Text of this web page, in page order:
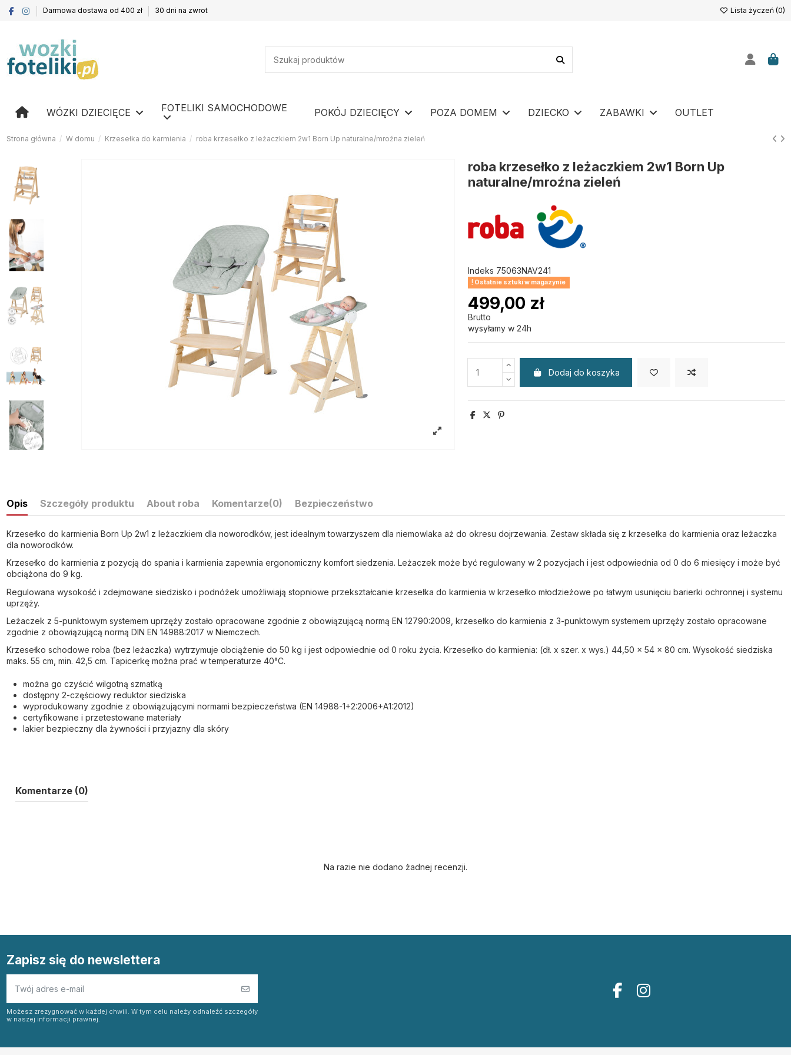
Darmowa dostawa od 400 zł 30 dni na zwrot Lista życzeń (0)
WÓZKI DZIECIĘCE FOTELIKI SAMOCHODOWE POKÓJ DZIECIĘCY POZA DOMEM DZIECKO ZABAWKI OUTLET
Strona główna W domu Krzesełka do karmienia roba krzesełko z leżaczkiem 2w1 Born Up naturalne/mroźna zieleń
roba krzesełko z leżaczkiem 2w1 Born Up
naturalne/mroźna zieleń
Indeks 75063NAV241
Ostatnie sztuki w magazynie
499,00 zł
Brutto
wysyłamy w 24h
Dodaj do koszyka
Opis Szczegóły produktu About roba Komentarze(0) Bezpieczeństwo
Krzesełko do karmienia Born Up 2w1 z leżaczkiem dla noworodków, jest idealnym towarzyszem dla niemowlaka aż do okresu dojrzewania. Zestaw składa się z krzesełka do karmienia oraz leżaczka
dla noworodków.
Krzesełko do karmienia z pozycją do spania i karmienia zapewnia ergonomiczny komfort siedzenia. Leżaczek może być regulowany w 2 pozycjach i jest odpowiednia od 0 do 6 miesięcy i może być
obciążona do 9 kg.
Regulowana wysokość i zdejmowane siedzisko i podnóżek umożliwiają stopniowe przekształcanie krzesełka do karmienia w krzesełko młodzieżowe po łatwym usunięciu barierki ochronnej i systemu
uprzęży.
Leżaczek z 5-punktowym systemem uprzęży zostało opracowane zgodnie z obowiązującą normą EN 12790:2009, krzesełko do karmienia z 3-punktowym systemem uprzęży zostało opracowane
zgodnie z obowiązującą normą DIN EN 14988:2017 w Niemczech.
Krzesełko schodowe roba (bez leżaczka) wytrzymuje obciążenie do 50 kg i jest odpowiednie od 0 roku życia. Krzesełko do karmienia: (dł. x szer. x wys.) 44,50 x 54 x 80 cm. Wysokość siedziska
maks. 55 cm, min. 42,5 cm. Tapicerkę można prać w temperaturze 40°C.
można go czyścić wilgotną szmatką
dostępny 2-częściowy reduktor siedziska
wyprodukowany zgodnie z obowiązującymi normami bezpieczeństwa (EN 14988-1+2:2006+A1:2012)
certyfikowane i przetestowane materiały
lakier bezpieczny dla żywności i przyjazny dla skóry
Komentarze (0)
Na razie nie dodano żadnej recenzji.
Zapisz się do newslettera
Możesz zrezygnować w każdej chwili. W tym celu należy odnaleźć szczegóły
w naszej informacji prawnej.